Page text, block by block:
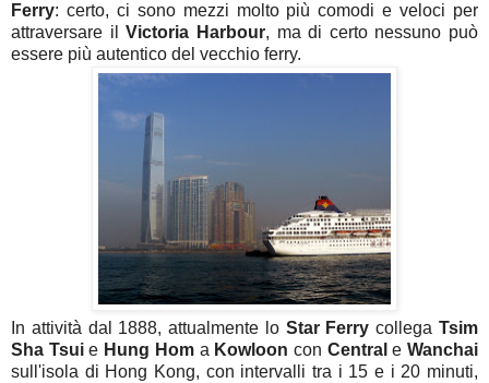
Ferry: certo, ci sono mezzi molto più comodi e veloci per
attraversare ilVictoria Harbour, ma di certo nessuno può
essere più autentico del vecchio ferry.
In attività dal 1888, attualmente lo Star Ferry collegaTsim
Sha Tsuie Hung Hom a Kowloon con Central eWanchai
sull'isola di Hong Kong, con intervalli tra i 15 e i 20 minuti,